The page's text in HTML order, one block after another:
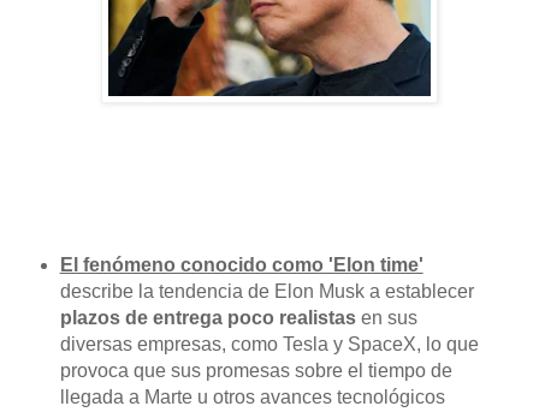
El fenómeno conocido como 'Elon time'
describe la tendencia de Elon Musk a establecer
plazos de entrega poco realistasen sus
diversas empresas, como Tesla y SpaceX, lo que
provoca que sus promesas sobre el tiempo de
llegada a Marte u otros avances tecnológicos